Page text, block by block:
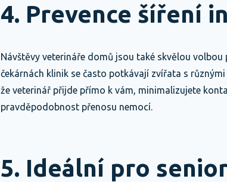
4. Prevence šíření
Návštěvy veterináře domů jsou také skvělou
čekárnách klinik se často potkávají zvířata s
že veterinář přijde přímo k vám, minimalizujete
pravděpodobnost přenosu nemocí.
5. Ideální pro